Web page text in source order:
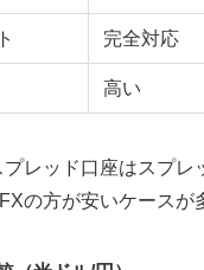
完全対応
高い
レッド口座はスプレ
の方が安いケースが